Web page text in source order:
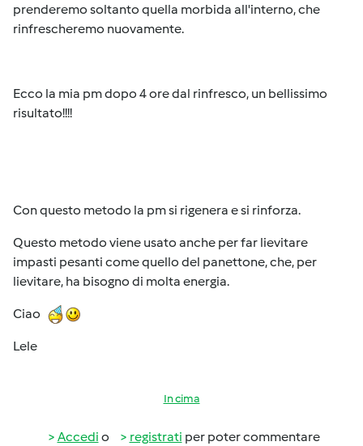
prenderemo soltanto quella morbida all'interno, che
rinfrescheremo nuovamente.
Ecco la mia pm dopo 4 ore dal rinfresco, un bellissimo
risultato!!!!
Con questo metodo la pm si rigenera e si rinforza.
Questo metodo viene usato anche per far lievitare
impasti pesanti come quello del panettone, che, per
lievitare, ha bisogno di molta energia.
Ciao
Lele
In cima
Accedi o registrati per poter commentare